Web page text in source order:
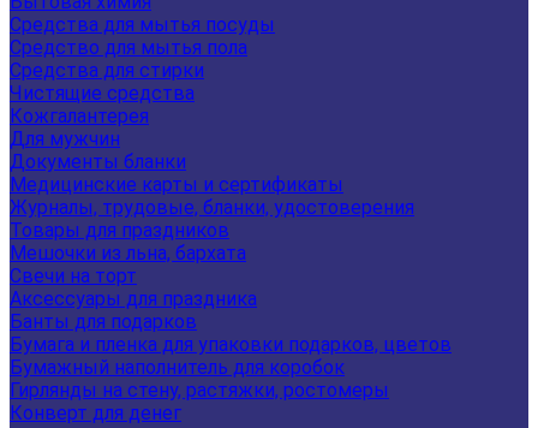
Средства для мытья посуды
Средство для мытья пола
Средства для стирки
Чистящие средства
Кожгалантерея
Для мужчин
Документы бланки
Медицинские карты и сертификаты
Журналы, трудовые, бланки, удостоверения
Товары для праздников
Мешочки из льна, бархата
Свечи на торт
Аксессуары для праздника
Банты для подарков
Бумага и пленка для упаковки подарков, цветов
Бумажный наполнитель для коробок
Гирлянды на стену, растяжки, ростомеры
Конверт для денег